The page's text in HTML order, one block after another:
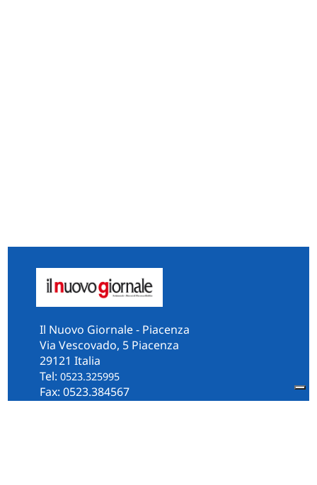
Il Nuovo Giornale - Piacenza
Via Vescovado, 5 Piacenza
29121 Italia
Tel: 0523.325995
Fax: 0523.384567